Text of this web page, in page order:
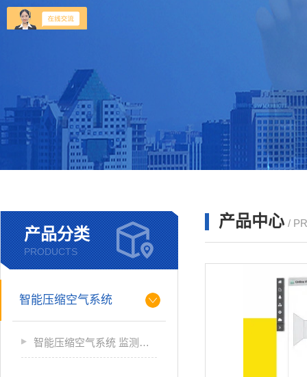
产品分类
PRODUCTS
智能压缩空气系统
智能压缩空气系统 监测软件
产品中心 /